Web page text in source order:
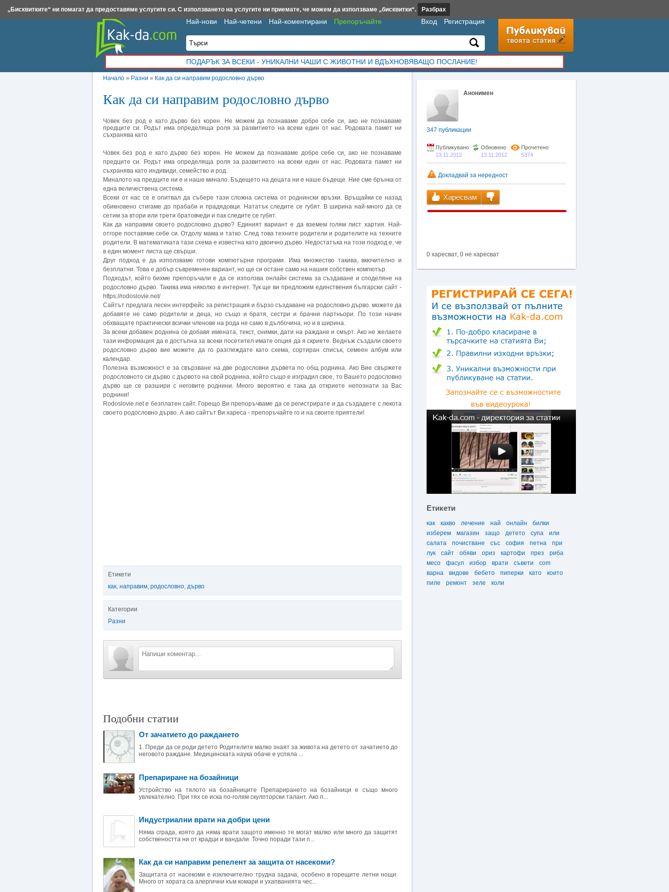
Начало » Разни » Как да си направим родословно дърво
Как да си направим родословно дърво
Човек без род е като дърво без корен. Не можем да познаваме добре себе си, ако не познаваме
предците си. Родът има определяща роля за развитието на всеки един от нас. Родовата памет ни
съхранява като
Човек без род е като дърво без корен. Не можем да познаваме добре себе си, ако не познаваме
предците си. Родът има определяща роля за развитието на всеки един от нас. Родовата памет ни
съхранява като индивиди, семейство и род.
Миналото на предците ни е и наше минало. Бъдещето на децата ни е наше бъдеще. Ние сме брънка от
една величествена система.
Всеки от нас се е опитвал да събере тази сложна система от роднински връзки. Връщайки се назад
обикновено стигаме до прабаби и прадядовци. Нататък следите се губят. В ширина най-много да се
сетим за втори или трети братовчеди и пак следите се губят.
Как да направим своето родословно дърво? Единият вариант е да вземем голям лист хартия. Най-
отгоре поставяме себе си. Отдолу мама и татко. След това техните родители и родителите на техните
родители. В математиката тази схема е известна като двоично дърво. Недостатъка на този подход е, че
в един момент листа ще свърши.
Друг подход е да използваме готови компютърни програми. Има множество такива, вкючително и
безплатни. Това е добър съвременен вариант, но ще си остане само на нашия собствен компютър.
Подходът, който бихме препоръчали е да се използва онлайн система за създаване и споделяне на
родословно дърво. Такива има няколко в интернет. Тук ще ви предложим единствения български сайт -
https://rodoslovie.net/
Сайтът предлага лесен интерфейс за регистрация и бързо създаване на родословно дърво. можете да
добавяте не само родители и деца, но също и братя, сестри и брачни партньори. По този начин
обхващате практически всички членове на рода не само в дълбочина, но и в ширина.
За всеки добавен роднина се добавя имената, текст, снимки, дати на раждане и смърт. Ако не желаете
тази информация да е достъпна за всеки посетител имате опция да я скриете. Веднъж създали своето
родословно дърво вие можете да го разглеждате като схема, сортиран списък, семеен албум или
календар.
Полезна възможност е за свързване на две родословни дървета по общ роднина. Ако Вие свържете
родословното си дърво с дървото на свой роднина, който също е изградил свое, то Вашето родословно
дърво ще се разшири с неговите роднини. Много вероятно е така да откриете непознати за Вас
роднини!
Rodoslovie.net е безплатен сайт. Горещо Ви препоръчваме да се регистрирате и да създадете с лекота
своето родословно дърво. А ако сайтът Ви хареса - препоръчайте го и на своите приятели!
Етикети
как, направим, родословно, дърво
Категории
Разни
Подобни статии
От зачатието до раждането
1. Преди да се роди детето Родителите малко знаят за живота на детето от зачатието до
неговото раждане. Медицинската наука обаче е успяла ...
Препариране на бозайници
Устройство на тялото на бозайниците Препарирането на бозайници е също много
увлекателно. При тях се иска по-голям скулпторски талант. Ако п...
Индустриални врати на добри цени
Няма сграда, която да няма врати защото именно те могат малко или много да защитят
собствеността ни от крадци и вандали. Точно поради тази п...
Как да си направим репелент за защита от насекоми?
Защитата от насекоми е изключително трудна задача, особено в горещите летни нощи.
Много от хората са алергични към комари и ухапванията чес...
Анонимен
347 публикации
Публикувано
13.11.2012
Обновено
13.11.2012
Прочетено
5374
Докладвай за нередност
Харесвам
0 харесват, 0 не харесват
Етикети
как какво лечение най онлайн
билки
изберем
магазин защо детето супа
или
салата
почистване със софия петна
при
лук
сайт обяви ориз картофи през
риба
месо
фасул избор врати съвети
com
варна
видове бебето пиперки като
които
пиле
ремонт зеле коли
Най-нови Най-четени Най-коментирани Препоръчайте Вход Регистрация
ПОДАРЪК ЗА ВСЕКИ - УНИКАЛНИ ЧАШИ С ЖИВОТНИ И ВДЪХНОВЯВАЩО ПОСЛАНИЕ!
Insert.bg Framar.bg Kak-da.com Iztochnik.com BauBau.bg NewAge.bg
„Бисквитките“ ни помагат да предоставяме услугите си. С използването на услугите ни приемате, че можем да използваме „бисквитки“. Разбрах